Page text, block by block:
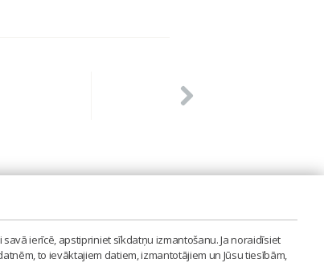
ierīcē, apstipriniet sīkdatņu izmantošanu. Ja noraidīsiet
to ievāktajiem datiem, izmantotājiem un Jūsu tiesībām,